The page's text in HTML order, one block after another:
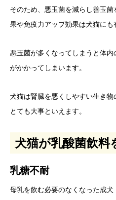
そのため、悪玉菌を減らし善玉
果や免疫力アップ効果は犬猫にも
悪玉菌が多くなってしまうと体内
がかかってしまいます。
犬猫は腎臓を悪くしやすい生き
とても大事といえます。
犬猫が乳酸菌飲料
乳糖不耐
母乳を飲む必要のなくなった成犬